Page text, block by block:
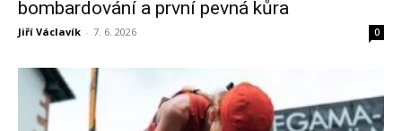
bombardování a první pevná kůra
Jiří Václavík - 7. 6. 2026 0